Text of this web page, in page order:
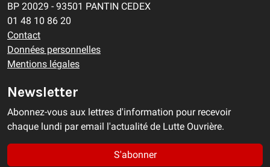
BP 20029 - 93501 PANTIN CEDEX
01 48 10 86 20
Contact
Données personnelles
Mentions légales
Newsletter
Abonnez-vous aux lettres d'information pour recevoir
chaque lundi par email l'actualité de Lutte Ouvrière.
S'abonner